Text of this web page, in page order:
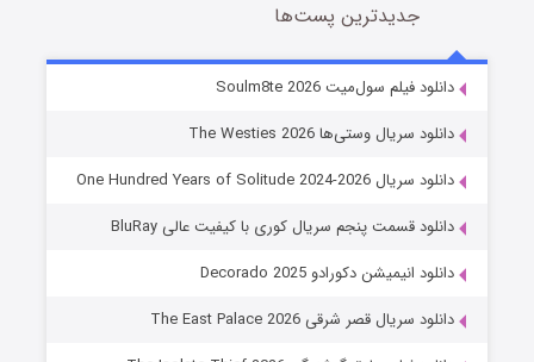
خاندان اژدها فصل ۳
جدیدترین پست‌ها
دانلود فیلم سول‌میت Soulm8te 2026
دانلود سریال وستی‌ها The Westies 2026
دانلود سریال One Hundred Years of Solitude 2024-2026
دانلود قسمت پنجم سریال کوری با کیفیت عالی BluRay
دانلود انیمیشن دکورادو Decorado 2025
دانلود سریال قصر شرقی The East Palace 2026